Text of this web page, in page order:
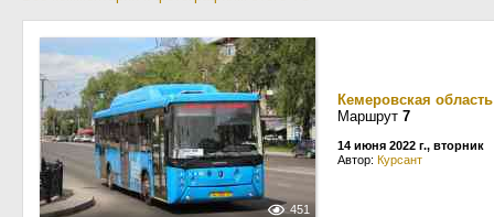
451
Кемеровская
Маршрут 7
14 июня 2022 г., вторник
Автор: Курсант